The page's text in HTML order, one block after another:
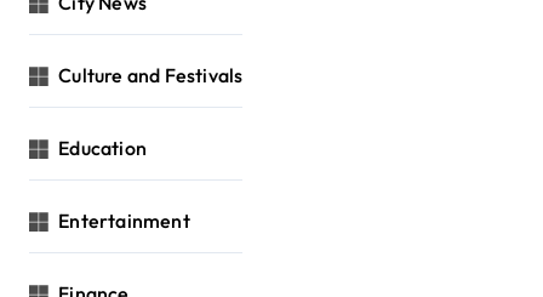
Culture and Festivals
Education
Entertainment